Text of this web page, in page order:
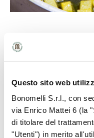
Questo sito web
Bonomelli S.r.l., con
via Enrico Mattei 6 (la
di titolare del
"Utenti") in merito
5
Cuocete il sugo per
parti.